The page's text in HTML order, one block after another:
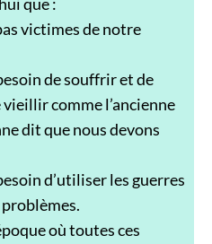
victimes de notre
de souffrir et de
comme l’ancienne
dit que nous devons
d’utiliser les guerres
où toutes ces